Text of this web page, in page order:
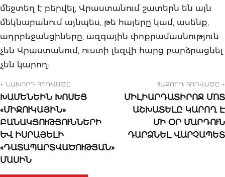
մեջտեղ է բերվել, Վրաստանում շատերն են այն
մեկնաբանում այնպես, թե հայերը կամ, ասենք,
ադրբեջանցիները, ազգային փոքրամասնություն
չեն Վրաստանում, ուստի լեզվի հարց բարձրացնել
չեն կարող:
← ՆԱԽՈՐԴ ՀՈԴՎԱԾԸ
ԽԱՄԵՆԵԻՆ ԽՈՍԵՑ
«ՄԻՋՈՒԿԱՅԻՆ»
ԲԱՆԱԿՑՈՒԹՅՈՒՆՆԵՐԻ
ԵՎ ԻՍՐԱՅԵԼԻ
«ԴԱՏԱՊԱՐՏՎԱԾՈՒԹՅԱՆ»
ՄԱՍԻՆ
ՀԱՋՈՐԴ ՀՈԴՎԱԾԸ →
ՄԻԼԻԱՐԴԱՏԻՐՈՋ ՄՈՏ
ԱՇԽԱՏԵԼԸ ԿԱՐՈՂ Է
ՄԻ ՕՐ ՄԱՐԴՈՒՆ
ԴԱՐՁՆԵԼ ՎԱՐՉԱՊԵՏ